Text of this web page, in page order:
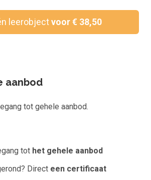
leerobjectvoor € 38,50
aanbod
tot gehele aanbod.
tot het gehele aanbod
Direct een certificaat